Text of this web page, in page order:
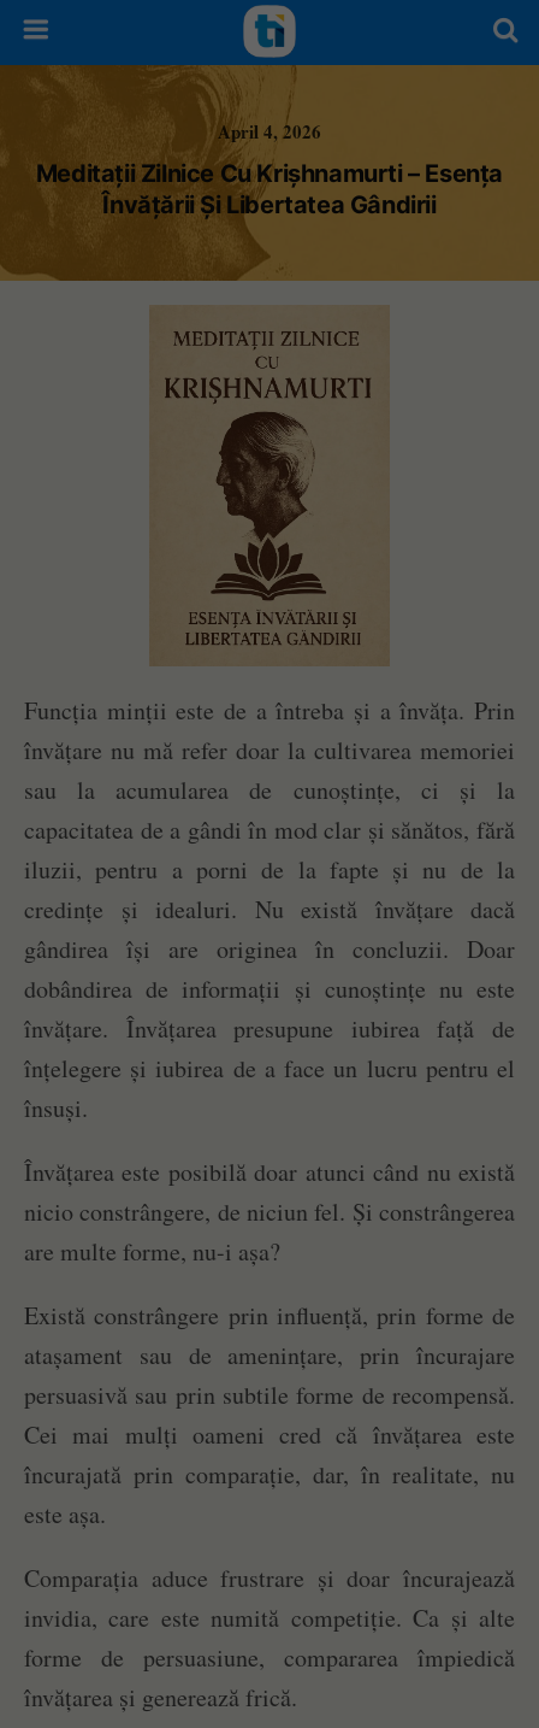
April 4, 2026
Meditații Zilnice Cu Krișhnamurti – Esența
Învățării Și Libertatea Gândirii
Funcția minții este de a întreba și a învăța. Prin
învățare nu mă refer doar la cultivarea memoriei
sau la acumularea de cunoștințe, ci și la
capacitatea de a gândi în mod clar și sănătos, fără
iluzii, pentru a porni de la fapte și nu de la
credințe și idealuri. Nu există învățare dacă
gândirea își are originea în concluzii. Doar
dobândirea de informații și cunoștințe nu este
învățare. Învățarea presupune iubirea față de
înțelegere și iubirea de a face un lucru pentru el
însuși.
Învățarea este posibilă doar atunci când nu există
nicio constrângere, de niciun fel. Și constrângerea
are multe forme, nu-i așa?
Există constrângere prin influență, prin forme de
atașament sau de amenințare, prin încurajare
persuasivă sau prin subtile forme de recompensă.
Cei mai mulți oameni cred că învățarea este
încurajată prin comparație, dar, în realitate, nu
este așa.
Comparația aduce frustrare și doar încurajează
invidia, care este numită competiție. Ca și alte
forme de persuasiune, compararea împiedică
învățarea și generează frică.